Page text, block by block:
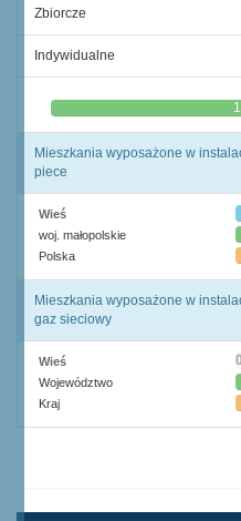
Zbiorcze
Indywidualne
0,0%
Mieszkania wyposażone w
piece
Wieś
woj. małopolskie
Polska
Mieszkania wyposażone w
gaz sieciowy
Wieś
Województwo
Kraj